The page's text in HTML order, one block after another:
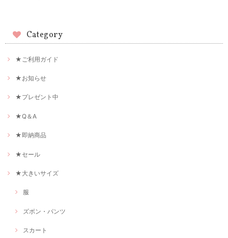
Category
★ご利用ガイド
★お知らせ
★プレゼント中
★Q＆A
★即納商品
★セール
★大きいサイズ
服
ズボン・パンツ
スカート